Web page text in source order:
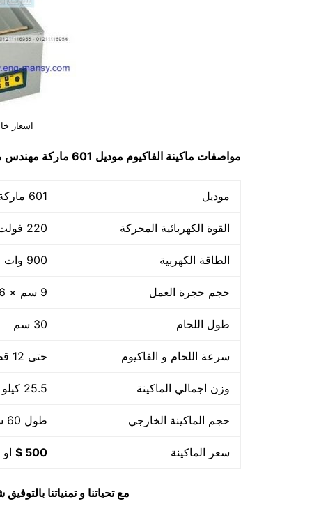
اسعار
مواصفات ماكينة الفاكيوم موديل 601 ماركة مهندس منسي
موديل 601 ماركة مهندس منسي
القوة الكهربائية المحركة 220 فولت
الطاقة الكهربية 900 وات +800 واط لحام
حجم حجرة العمل 9 سم × 36 سم × 32 سم
طول اللحام 30 سم
سرعة اللحام و الفاكيوم حتى 12 قطعة بالدقيقة اى 720 بالساعة او حسب حجم القطعة
وزن اجمالي الماكينة 25.5 كيلو
حجم الماكينة الخارجي طول 60 سم × عرض 56 سم × ارتفاع 60 سم
سعر الماكينة 500 $
مع تحياتنا و تمنياتنا